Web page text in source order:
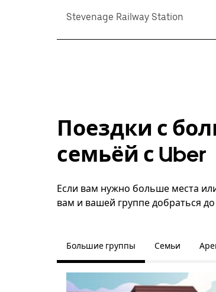
Stevenage Railway Station
Поездки с
семьёй с Uber
Если вам нужно больше места
вам и вашей группе добраться
Большие группы Семьи